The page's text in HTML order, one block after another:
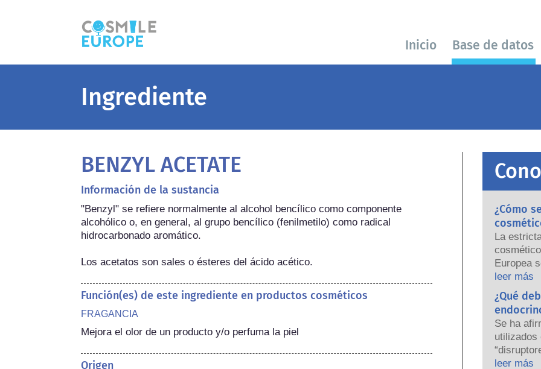
Inicio Base de datos
Ingrediente
BENZYL ACETATE
Información de la sustancia
"Benzyl" se refiere normalmente al alcohol bencílico como componente
alcohólico o, en general, al grupo bencílico (fenilmetilo) como radical
hidrocarbonado aromático.
Los acetatos son sales o ésteres del ácido acético.
Función(es) de este ingrediente en productos cosméticos
FRAGANCIA
Mejora el olor de un producto y/o perfuma la piel
Origen
¿Cómo
La
Europea
leer más
¿Qué
Se ha
utilizados
algunas
leer más